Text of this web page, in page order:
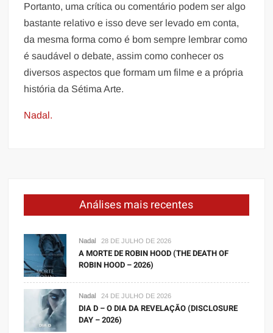
Portanto, uma crítica ou comentário podem ser algo
bastante relativo e isso deve ser levado em conta,
da mesma forma como é bom sempre lembrar como
é saudável o debate, assim como conhecer os
diversos aspectos que formam um filme e a própria
história da Sétima Arte.
Nadal.
Análises mais recentes
Nadal 28 DE JULHO DE 2026
A MORTE DE ROBIN HOOD (THE DEATH OF
ROBIN HOOD – 2026)
Nadal 24 DE JULHO DE 2026
DIA D – O DIA DA REVELAÇÃO (DISCLOSURE
DAY – 2026)